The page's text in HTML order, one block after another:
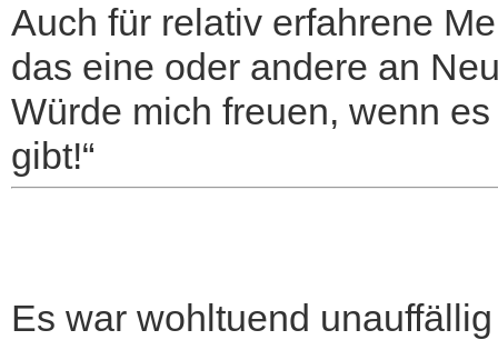
Auch für relativ erfahrene
das eine oder andere an
Würde mich freuen, wenn
gibt!“
Es war wohltuend